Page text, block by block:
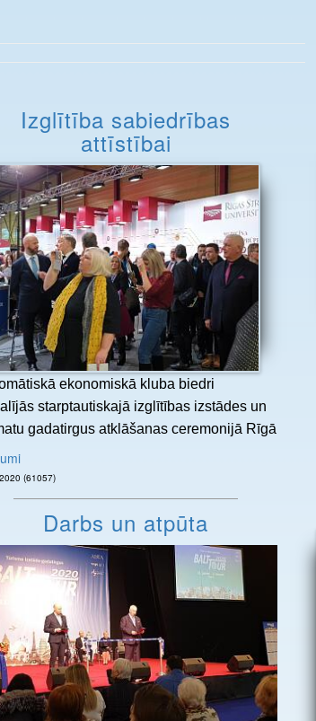
Izglītība sabiedrības
attīstībai
ekonomiskā kluba biedri
starptautiskajā izglītības izstādes un
gadatirgus atklāšanas ceremonijā Rīgā
28.02.2020 (61057)
Darbs un atpūta